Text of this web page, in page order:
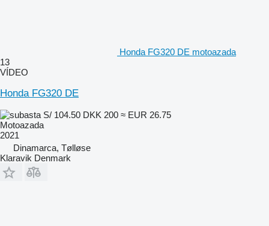
Honda FG320 DE motoazada
13
VÍDEO
Honda FG320 DE
S/ 104.50 DKK 200 ≈ EUR 26.75
Motoazada
2021
Dinamarca, Tølløse
Klaravik Denmark